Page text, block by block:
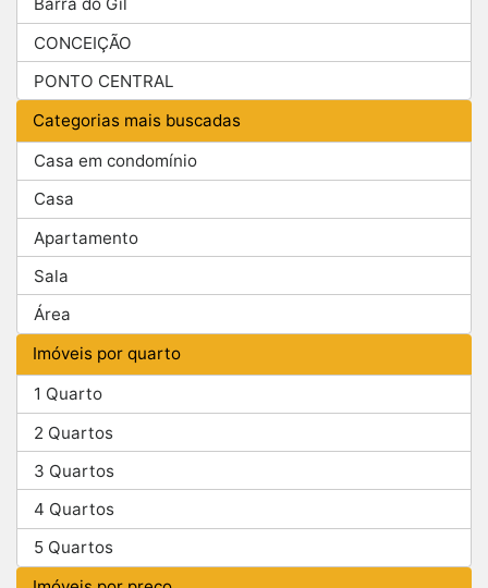
Barra do Gil
CONCEIÇÃO
PONTO CENTRAL
Categorias mais buscadas
Casa em condomínio
Casa
Apartamento
Sala
Área
Imóveis por quarto
1 Quarto
2 Quartos
3 Quartos
4 Quartos
5 Quartos